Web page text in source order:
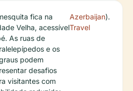
fica na
Velha, acessível
As ruas de
e os
podem
desafios
visitantes com
Azerbaijan
Travel
).